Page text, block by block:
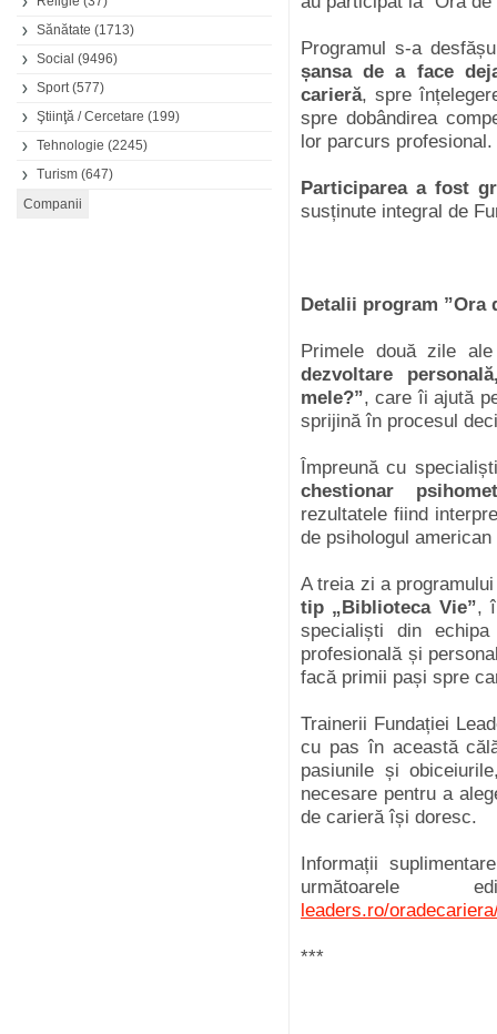
Sănătate (1713)
Social (9496)
Sport(577)
Ştiinţă / Cercetare (199)
Tehnologie (2245)
Turism (647)
Programul s-a
șansa de a face
carieră, spre
spre dobândirea
lor parcurs profesional.
Participarea a fost
susținute integral de
Detalii program ”Ora
Primele două zile
dezvoltare
mele?”, care îi ajută
sprijină în procesul
Împreună cu
chestionar
rezultatele fiind
de psihologul
A treia zi a
tip „Biblioteca Vie”,
specialiști din
profesională și
facă primii pași spre
Trainerii Fundației
cu pas în această
pasiunile și
necesare pentru a
de carieră își doresc.
Informații
următoarele
leaders.ro/
***